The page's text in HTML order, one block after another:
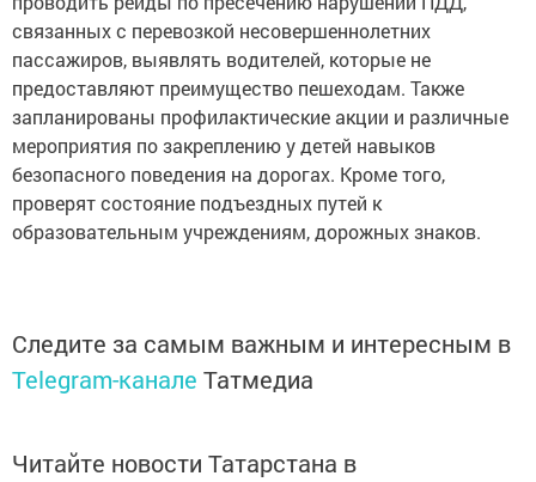
связанных с перевозкой несовершеннолетних
пассажиров, выявлять водителей, которые не
предоставляют преимущество пешеходам. Также
запланированы профилактические акции и различные
мероприятия по закреплению у детей навыков
безопасного поведения на дорогах. Кроме того,
проверят состояние подъездных путей к
образовательным учреждениям, дорожных знаков.
Следите за самым важным и интересным в
Telegram-канале Татмедиа
Читайте новости Татарстана в